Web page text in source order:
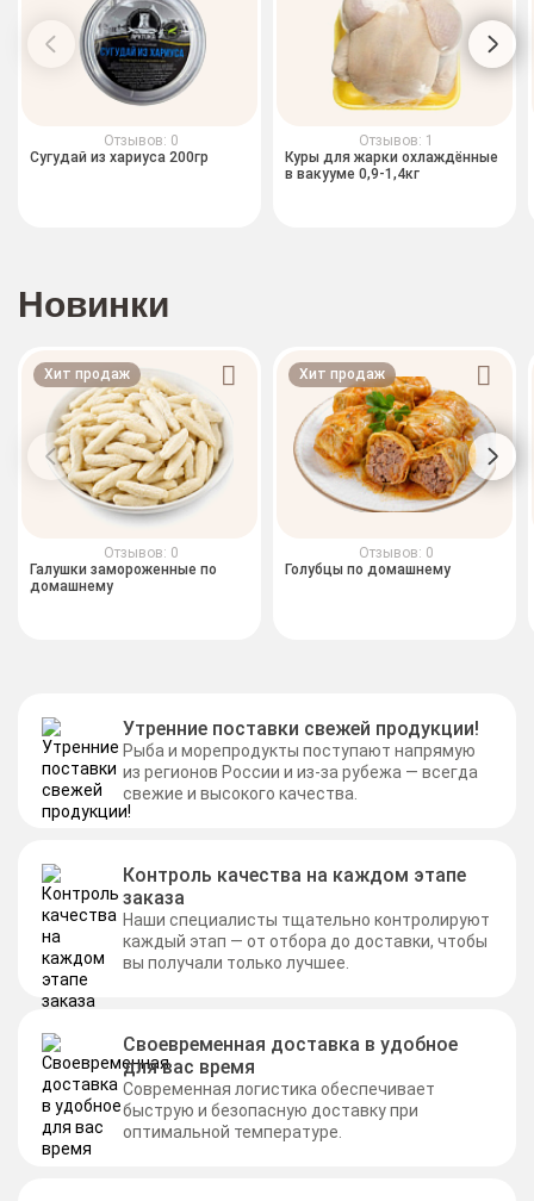
Отзывов: 0
Сугудай из хариуса 200гр
Отзывов: 1
Куры для жарки охлаждённые
в вакууме 0,9-1,4кг
Новинки
Хит продаж
Отзывов: 0
Галушки замороженные по
домашнему
Хит продаж
Отзывов: 0
Голубцы по домашнему
Утренние поставки свежей продукции!
Рыба и морепродукты поступают напрямую
из регионов России и из-за рубежа — всегда
свежие и высокого качества.
Контроль качества на каждом этапе
заказа
Наши специалисты тщательно контролируют
каждый этап — от отбора до доставки, чтобы
вы получали только лучшее.
Своевременная доставка в удобное
для вас время
Современная логистика обеспечивает
быструю и безопасную доставку при
оптимальной температуре.